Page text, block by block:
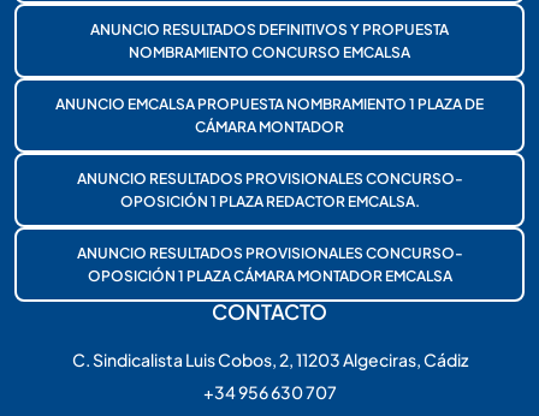
ANUNCIO RESULTADOS DEFINITIVOS Y PROPUESTA
NOMBRAMIENTO CONCURSO EMCALSA
ANUNCIO EMCALSA PROPUESTA NOMBRAMIENTO 1 PLAZA DE
CÁMARA MONTADOR
ANUNCIO RESULTADOS PROVISIONALES CONCURSO-
OPOSICIÓN 1 PLAZA REDACTOR EMCALSA.
ANUNCIO RESULTADOS PROVISIONALES CONCURSO-
OPOSICIÓN 1 PLAZA CÁMARA MONTADOR EMCALSA
CONTACTO
C. Sindicalista Luis Cobos, 2, 11203 Algeciras, Cádiz
+34 956 630 707